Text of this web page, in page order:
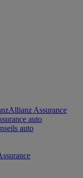
Allianz Assurance
auto
auto